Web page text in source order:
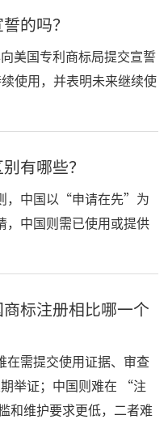
的吗？
美国专利商标局提交宣誓
使用，并表明未来继续使
有哪些？​
，中国以“申请在先”为
中国则需已使用或提供
标注册相比哪一个
在需提交使用证据、审查
举证；中国则难在 “注
和维护要求更低，二者难